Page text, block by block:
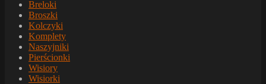
Breloki
Broszki
Kolczyki
Komplety
Naszyjniki
Pierścionki
Wisiory
Wisiorki